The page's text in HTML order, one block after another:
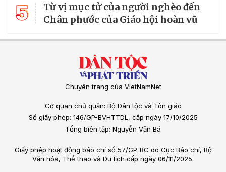
5
Từ vị mục tử của người nghèo đến
Chân phước của Giáo hội hoàn vũ
Chuyên trang của VietNamNet
Cơ quan chủ quản: Bộ Dân tộc và Tôn giáo
Số giấy phép: 146/GP-BVHTTDL, cấp ngày 17/10/2025
Tổng biên tập: Nguyễn Văn Bá
Giấy phép hoạt động báo chí số 57/GP-BC do Cục Báo chí, Bộ
Văn hóa, Thể thao và Du lịch cấp ngày 06/11/2025.